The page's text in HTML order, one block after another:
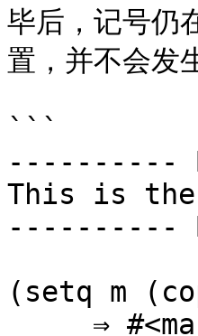
毕后，记号仍
置，并不会发
```
----------
This is the
----------
(setq m